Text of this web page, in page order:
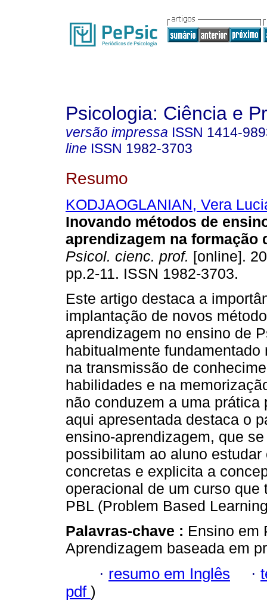
Psicologia: Ciência e
versão impressa ISSN 1414-
line ISSN 1982-3703
Resumo
KODJAOGLANIAN, Vera
Inovando métodos de
aprendizagem na formação
Psicol. cienc. prof. [online].
pp.2-11. ISSN 1982-3703.
Este artigo destaca a
implantação de novos
aprendizagem no ensino de
habitualmente fundamentado
na transmissão de
habilidades e na
não conduzem a uma
aqui apresentada destaca o
ensino-aprendizagem, que
possibilitam ao aluno
concretas e explicita a
operacional de um curso
PBL (Problem Based
Palavras-chave : Ensino em
Aprendizagem baseada em
· resumo em Inglês ·
pdf )